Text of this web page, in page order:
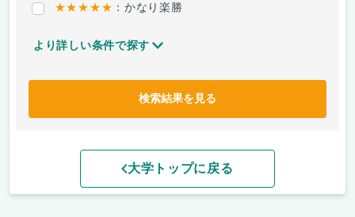
★★★★★ ：かなり楽勝
より詳しい条件で探す
検索結果を見る
大学トップに戻る